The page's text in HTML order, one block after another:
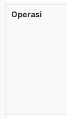
Operasi